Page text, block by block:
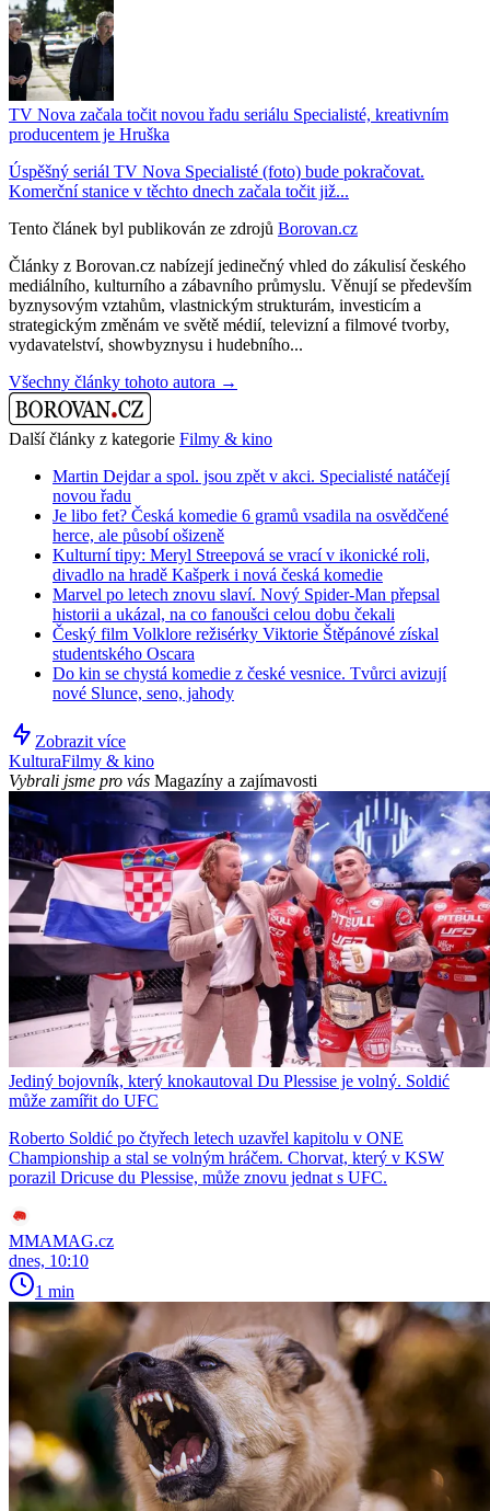
TV Nova začala točit novou řadu seriálu Specialisté, kreativním
producentem je Hruška
Úspěšný seriál TV Nova Specialisté (foto) bude pokračovat.
Komerční stanice v těchto dnech začala točit již...
Tento článek byl publikován ze zdrojů Borovan.cz
Články z Borovan.cz nabízejí jedinečný vhled do zákulisí českého
mediálního, kulturního a zábavního průmyslu. Věnují se především
byznysovým vztahům, vlastnickým strukturám, investicím a
strategickým změnám ve světě médií, televizní a filmové tvorby,
vydavatelství, showbyznysu i hudebního...
Všechny články tohoto autora →
Další články z kategorie Filmy & kino
Martin Dejdar a spol. jsou zpět v akci. Specialisté natáčejí
novou řadu
Je libo fet? Česká komedie 6 gramů vsadila na osvědčené
herce, ale působí ošizeně
Kulturní tipy: Meryl Streepová se vrací v ikonické roli,
divadlo na hradě Kašperk i nová česká komedie
Marvel po letech znovu slaví. Nový Spider-Man přepsal
historii a ukázal, na co fanoušci celou dobu čekali
Český film Volklore režisérky Viktorie Štěpánové získal
studentského Oscara
Do kin se chystá komedie z české vesnice. Tvůrci avizují
nové Slunce, seno, jahody
Zobrazit více
KulturaFilmy & kino
Vybrali jsme pro vás Magazíny a zajímavosti
Jediný bojovník, který knokautoval Du Plessise je volný. Soldić
může zamířit do UFC
Roberto Soldić po čtyřech letech uzavřel kapitolu v ONE
Championship a stal se volným hráčem. Chorvat, který v KSW
porazil Dricuse du Plessise, může znovu jednat s UFC.
MMAMAG.cz
dnes, 10:10
1 min